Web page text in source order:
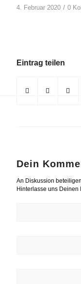
4. Februar 2020 / 0
Eintrag teilen
Dein
An Diskussion
Hinterlasse uns Deinen